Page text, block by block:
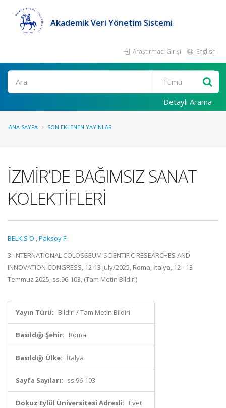
Akademik Veri Yönetim Sistemi
Araştırmacı Girişi English
Ara
Detaylı Arama
ANA SAYFA SON EKLENEN YAYINLAR
İZMİR’DE BAĞIMSIZ SANAT
KOLEKTİFLERİ
BELKIS Ö.,Paksoy F.
3. INTERNATIONAL COLOSSEUM SCIENTIFIC RESEARCHES AND
INNOVATION CONGRESS, 12-13 July/2025, Roma, İtalya, 12 - 13
Temmuz 2025, ss.96-103, (Tam Metin Bildiri)
Yayın Türü: Bildiri / Tam Metin Bildiri
Basıldığı Şehir: Roma
Basıldığı Ülke: İtalya
Sayfa Sayıları: ss.96-103
Dokuz Eylül Üniversitesi Adresli: Evet